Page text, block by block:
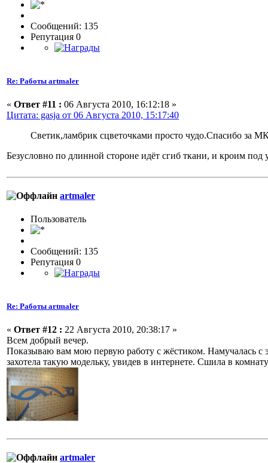
Сообщений: 135
Репутация 0
Re: Работы artmaler
« Ответ #11 : 06 Августа 2010, 16:12:18 »
Цитата: gasja от 06 Августа 2010, 15:17:40
Светик,ламбрик сцветочками просто чудо.Спасибо за
Безусловно по длинной стороне идёт сгиб ткани, и кроим под
artmaler
Пользовaтeль
Сообщений: 135
Репутация 0
Re: Работы artmaler
« Ответ #12 : 22 Августа 2010, 20:38:17 »
Всем добрый вечер.
Показываю вам мою первую работу с жёстиком. Намучалась с
захотела такую модельку, увидев в интернете. Сшила в
artmaler